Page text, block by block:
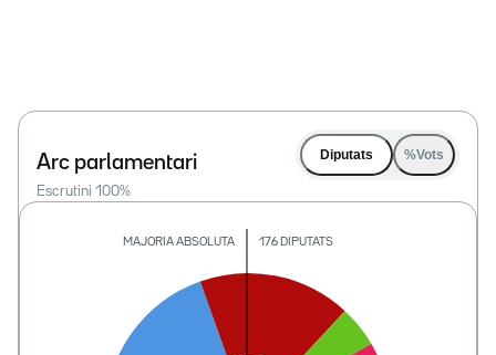
Arc parlamentari
Escrutini 100%
Diputats %Vots